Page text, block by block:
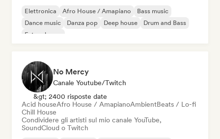
Elettronica Afro House / Amapiano
Bass music
Dance music
Danza pop Deep house
Drum and Bass
Future house
No Mercy
Canale Youtube/Twitch
&gt; 2400 risposte date
Acid houseAfro House / AmapianoAmbientBeats / Lo-fi
Chill House
Condividere gli artisti sul mio canale YouTube,
SoundCloud o Twitch